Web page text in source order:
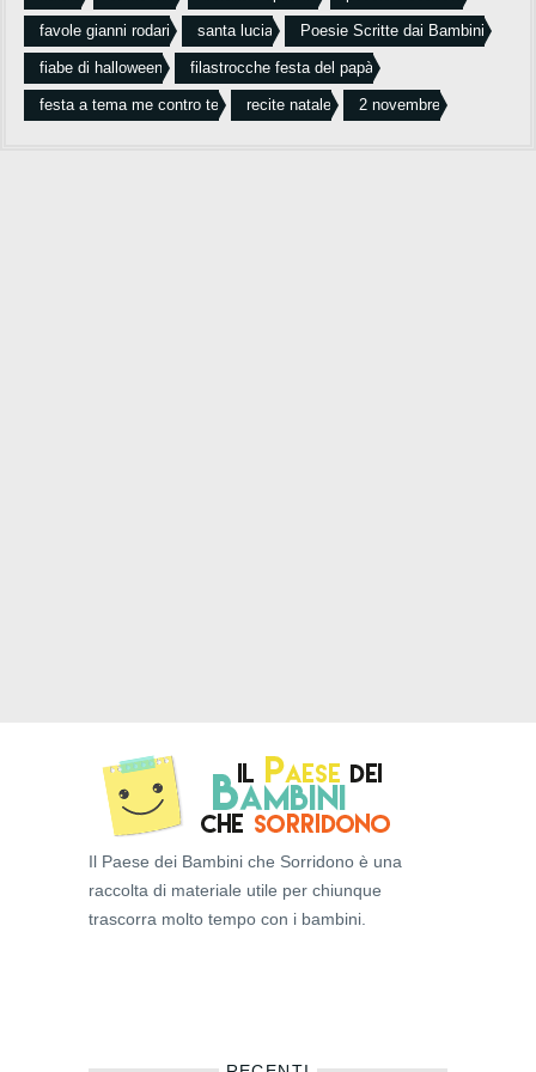
favole gianni rodari santa lucia Poesie Scritte dai Bambini
fiabe di halloween filastrocche festa del papà
festa a tema me contro te recite natale 2 novembre
Il Paese dei Bambini che Sorridono è una
raccolta di materiale utile per chiunque
trascorra molto tempo con i bambini.